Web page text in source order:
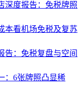
深度报告：免税牌照
本看机场免税及复苏
告：免税复盘与空间
：6张牌照凸显稀